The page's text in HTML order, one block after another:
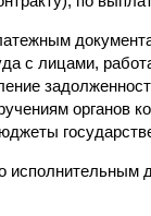
с лицами,
органов